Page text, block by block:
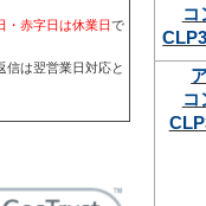
・赤字日は休業日で
信は翌営業日対応と
コ
コ